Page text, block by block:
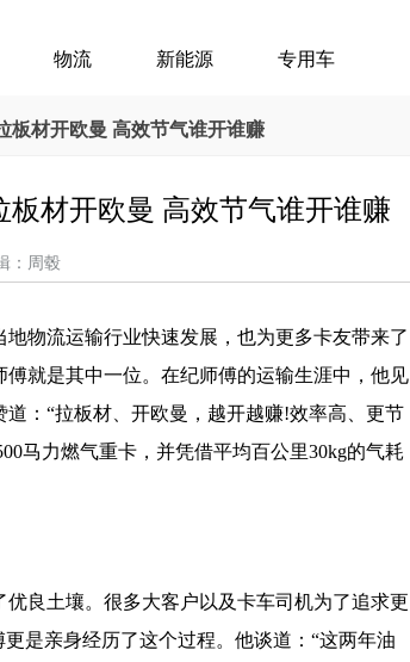
物流 新能源 专用车
板材开欧曼 高效节气谁开谁赚
材开欧曼 高效节气谁开谁赚
：周毂
物流运输行业快速发展，也为更多卡友带来了
就是其中一位。在纪师傅的运输生涯中，他见
：“拉板材、开欧曼，越开越赚!效率高、更节
马力燃气重卡，并凭借平均百公里30kg的气耗
良土壤。很多大客户以及卡车司机为了追求更
是亲身经历了这个过程。他谈道：“这两年油